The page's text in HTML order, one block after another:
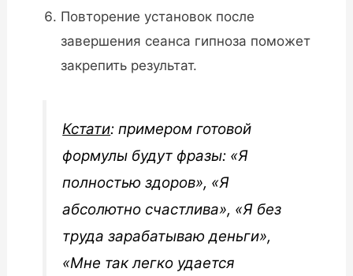
Повторение установок после
завершения сеанса гипноза поможет
закрепить результат.
Кстати: примером готовой
формулы будут фразы: «Я
полностью здоров», «Я
абсолютно счастлива», «Я без
труда зарабатываю деньги»,
«Мне так легко удается